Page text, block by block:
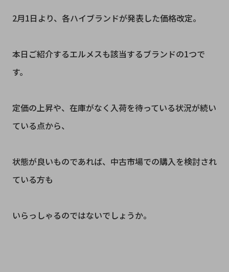
2月1日より、各ハイブランドが発表した価格改定。
本日ご紹介するエルメスも該当するブランドの1つで
す。
定価の上昇や、在庫がなく入荷を待っている状況が続い
ている点から、
状態が良いものであれば、中古市場での購入を検討され
ている方も
いらっしゃるのではないでしょうか。